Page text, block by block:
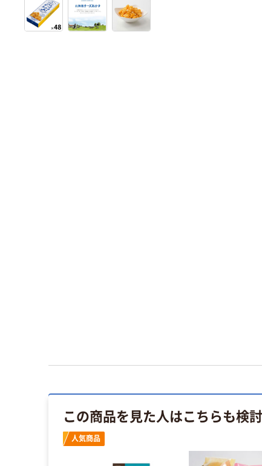
この商品を見た人はこちらも検
人気商品